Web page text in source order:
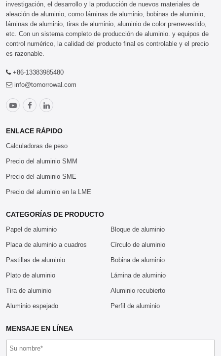
investigación, el desarrollo y la producción de nuevos materiales de
aleación de aluminio, como láminas de aluminio, bobinas de aluminio,
láminas de aluminio, tiras de aluminio, aluminio de color prerrevestido,
etc. Con un sistema completo de producción de aluminio. y equipos de
control numérico, la calidad del producto final es controlable y el precio
es razonable.
+86-13383985480
info@tomorrowal.com
ENLACE RÁPIDO
Calculadoras de peso
Precio del aluminio SMM
Precio del aluminio SME
Precio del aluminio en la LME
CATEGORÍAS DE PRODUCTO
Papel de aluminio Bloque de aluminio
Placa de aluminio a cuadros Círculo de aluminio
Pastillas de aluminio Bobina de aluminio
Plato de aluminio Lámina de aluminio
Tira de aluminio Aluminio recubierto
Aluminio espejado Perfil de aluminio
MENSAJE EN LÍNEA